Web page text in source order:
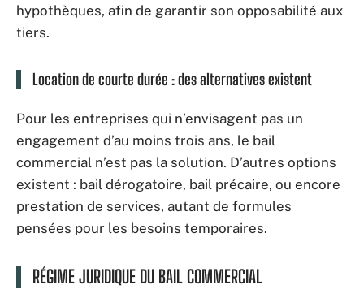
hypothèques, afin de garantir son opposabilité aux
tiers.
Location de courte durée : des alternatives existent
Pour les entreprises qui n’envisagent pas un
engagement d’au moins trois ans, le bail
commercial n’est pas la solution. D’autres options
existent : bail dérogatoire, bail précaire, ou encore
prestation de services, autant de formules
pensées pour les besoins temporaires.
RÉGIME JURIDIQUE DU BAIL COMMERCIAL